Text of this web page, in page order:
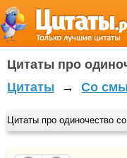
Цитаты про
Цитаты → Со
Цитаты про одиночество